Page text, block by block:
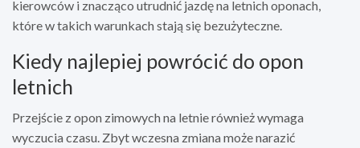
kierowców i znacząco utrudnić jazdę na letnich oponach,
które w takich warunkach stają się bezużyteczne.
Kiedy najlepiej powrócić do opon
letnich
Przejście z opon zimowych na letnie również wymaga
wyczucia czasu. Zbyt wczesna zmiana może narazić